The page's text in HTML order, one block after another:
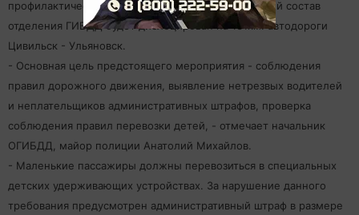
профилактическое мероприятие «Тоннель». Личный состав
отделения ГИБДД будет дислоцирован на 131км. автодороги
Цивильск - Ульяновск.
- Основная цель предстоящего мероприятия - соблюдения
правил дорожного движения, выявление нетрезвых водителей
и неплательщиков административных штрафов, проверка
соблюдения правил перевозки детей, - отмечает начальник
ОГИБДД, майор полиции Анатолий Михайлов.
- Маленькие пассажиры должны перевозиться в специальных
детских удерживающих устройствах. За нарушение данного
требования предусмотрен административный штраф в размере